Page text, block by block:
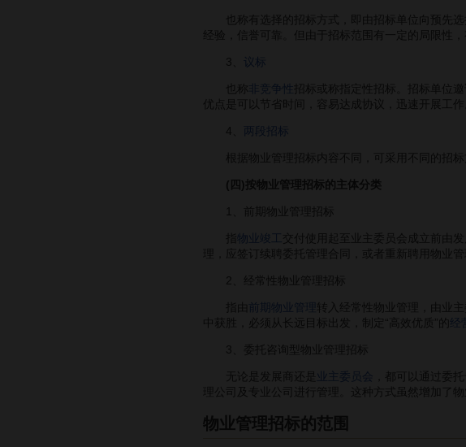
也称有选择的招标方式，即由招标单位向预先选
经验，信誉可靠。但由于招标范围有一定的局限性
3、 议标
也称 非竞争性 招标或称指定性招标。招标单位
优点是可以节省时间，容易达成协议，迅速开展工
4、 两段招标
根据物业管理招标内容不同，可采用不同的招标
(四)按物业管理招标的主体分类
1、前期物业管理招标
物业竣工 交付使用起至业主委员会成立前由
理，应签订续聘委托管理合同，或者重新聘用物业
2、经常性物业管理招标
前期物业管理 转入经常性物业管理，由业
中获胜，必须从长远目标出发，制定“高效优质”的 经
3、委托咨询型物业管理招标
无论是发展商还是 业主委员会
，都可以通过委
理公司及专业公司进行管理。这种方式虽然增加了
物业管理招标的范围